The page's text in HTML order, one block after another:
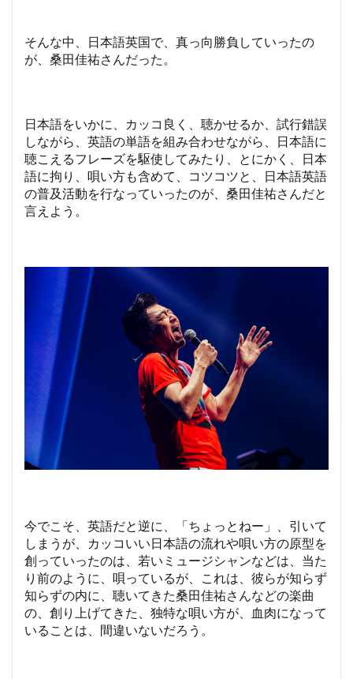
そんな中、日本語英国で、真っ向勝負していったの
が、桑田佳祐さんだった。
日本語をいかに、カッコ良く、聴かせるか、試行錯誤
しながら、英語の単語を組み合わせながら、日本語に
聴こえるフレーズを駆使してみたり、とにかく、日本
語に拘り、唄い方も含めて、コツコツと、日本語英語
の普及活動を行なっていったのが、桑田佳祐さんだと
言えよう。
今でこそ、英語だと逆に、「ちょっとねー」、引いて
しまうが、カッコいい日本語の流れや唄い方の原型を
創っていったのは、若いミュージシャンなどは、当た
り前のように、唄っているが、これは、彼らが知らず
知らずの内に、聴いてきた桑田佳祐さんなどの楽曲
の、創り上げてきた、独特な唄い方が、血肉になって
いることは、間違いないだろう。